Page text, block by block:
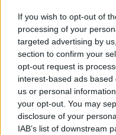
If you wish to opt-out of
processing of your
targeted advertising by
section to confirm your
opt-out request is
interest-based ads
us or personal
your opt-out. You may
disclosure of your
IAB’s list of downstream